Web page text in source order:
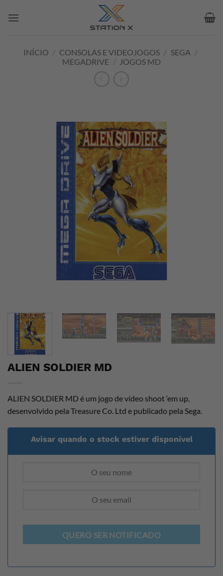
INÍCIO / CONSOLAS E VIDEOJOGOS / SEGA /
MEGADRIVE / JOGOS MD
ALIEN SOLDIER MD
ALIEN SOLDIER MD é um jogo de vídeo shoot ‘em up,
desenvolvido pela Treasure Co. Ltd e publicado pela Sega.
Avisar quando o stock estiver disponível
QUERO SER NOTIFICADO